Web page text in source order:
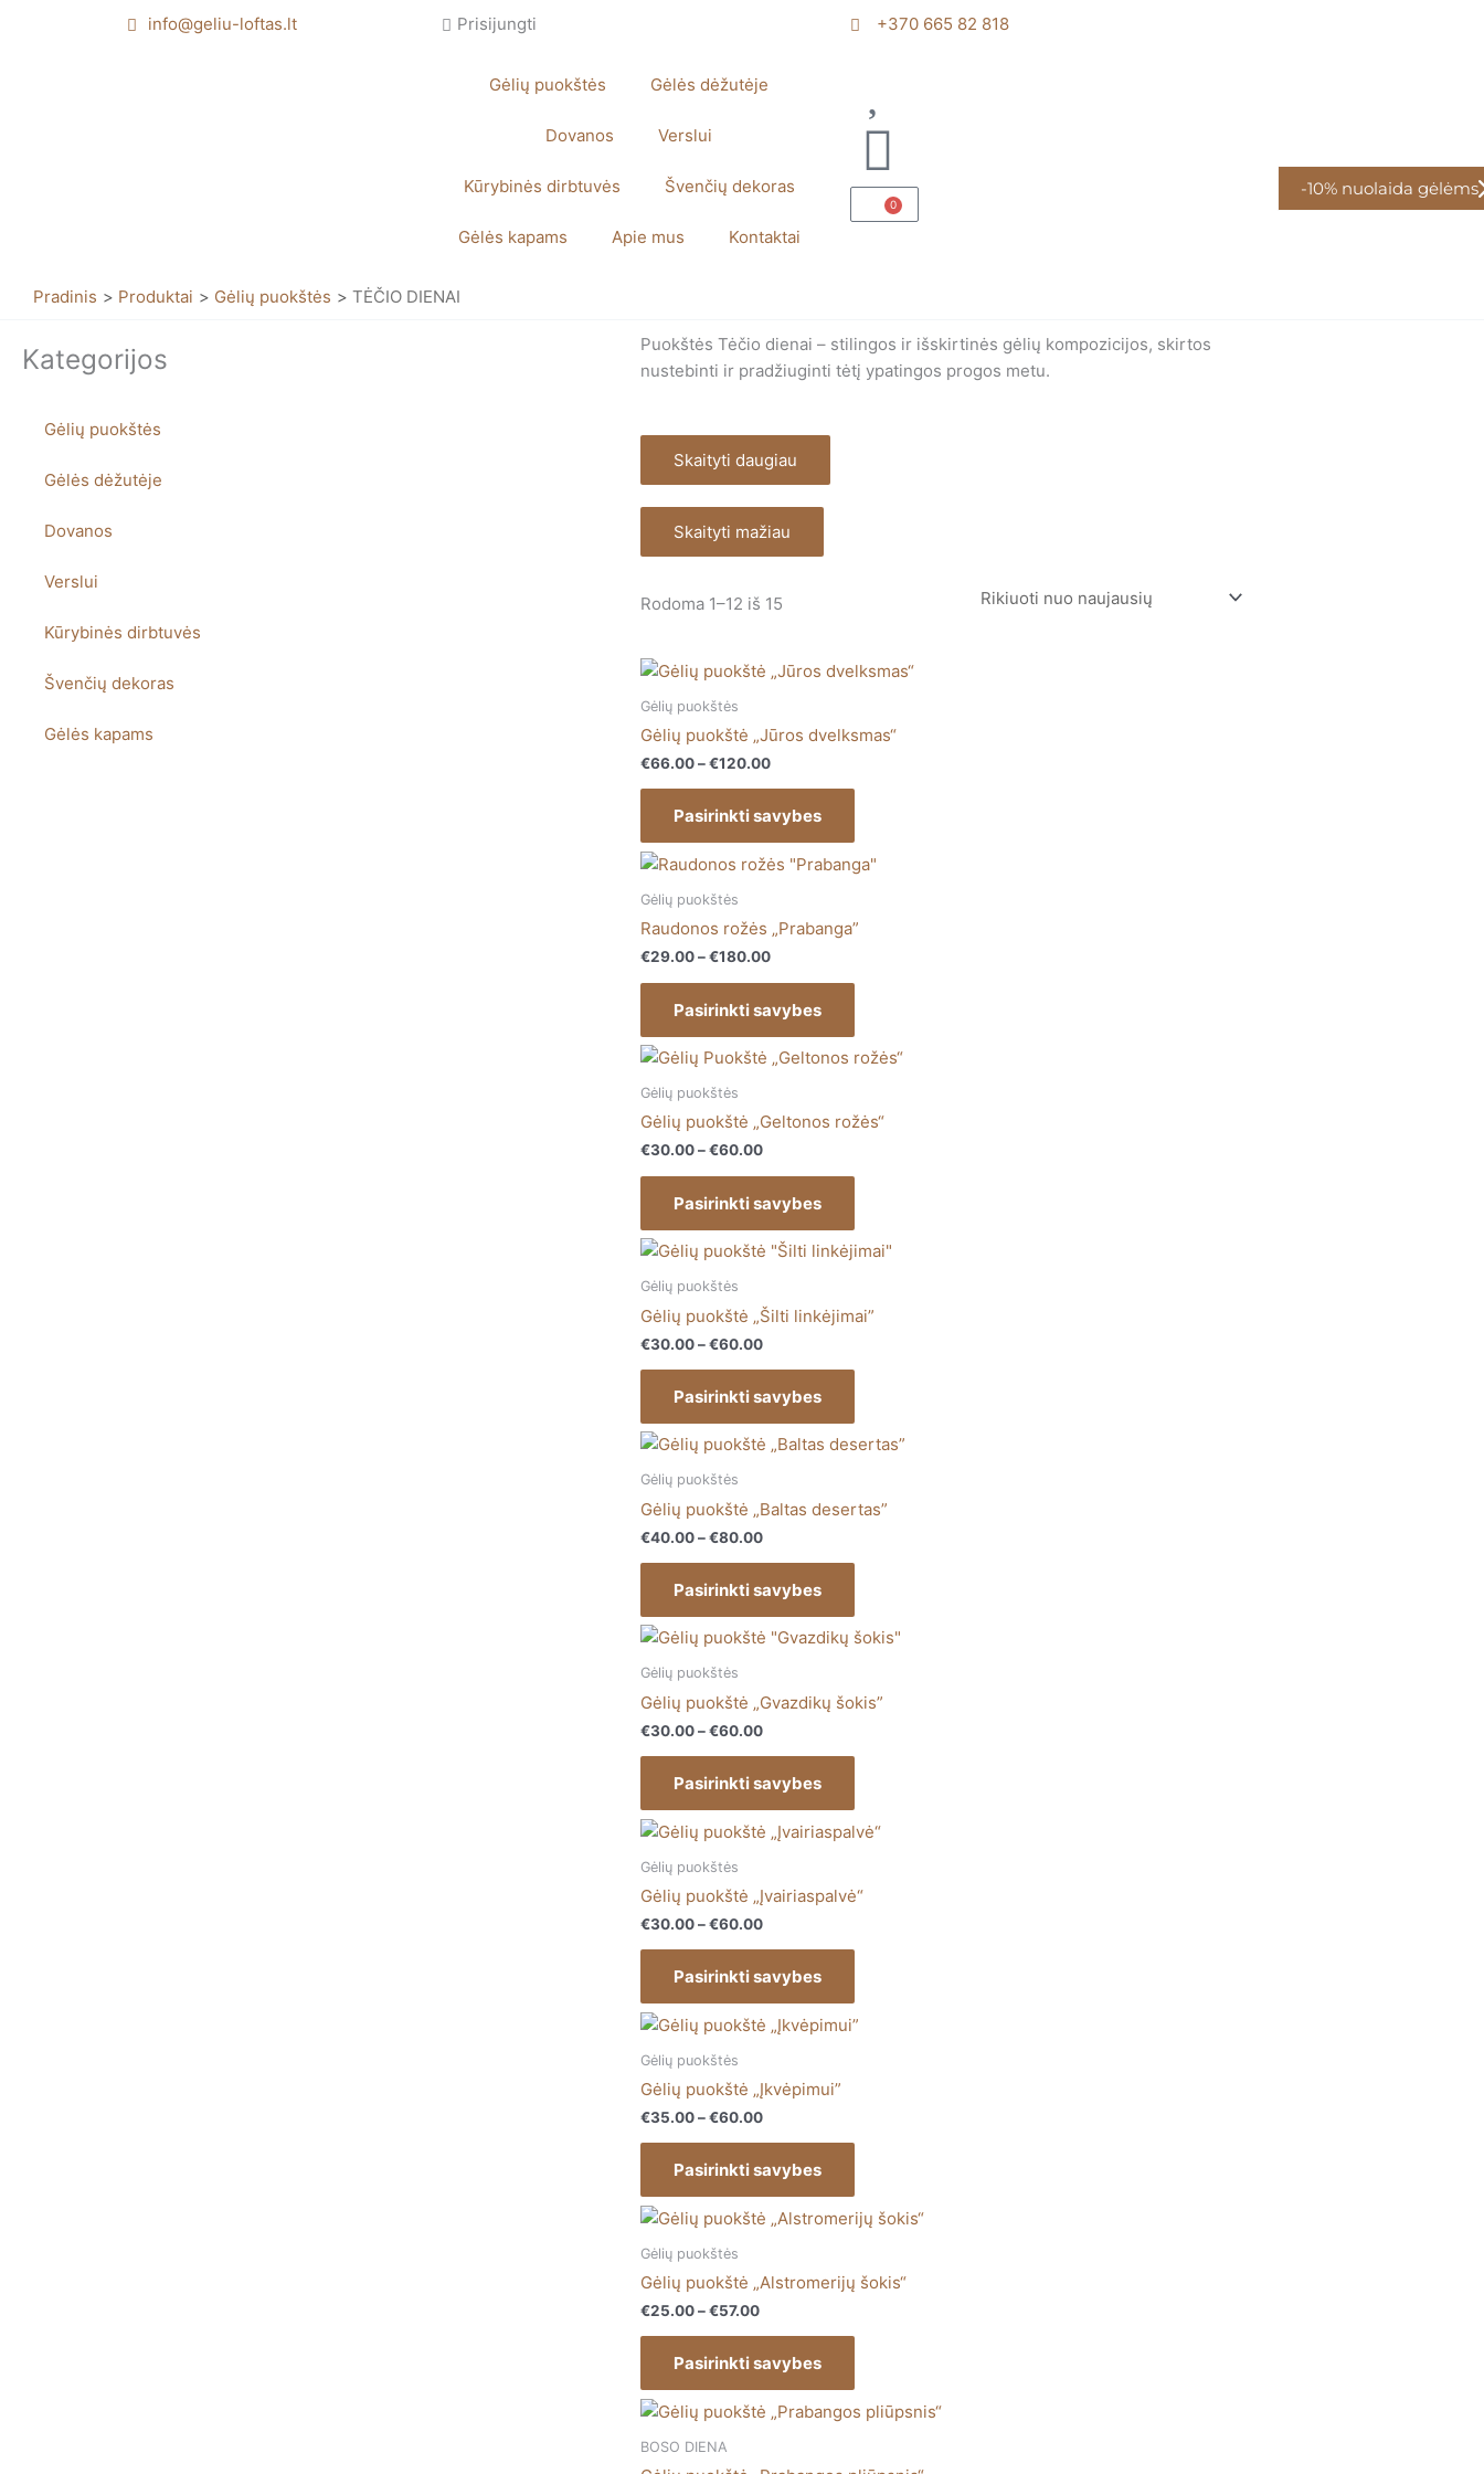
info@geliu-loftas.lt Prisijungti +370 665 82 818
Gėlių puokštės Gėlės dėžutėje
Dovanos Verslui
Kūrybinės dirbtuvės Švenčių dekoras
Gėlės kapams Apie mus Kontaktai
0
Cart
Pradinis Produktai Gėlių puokštės TĖČIO DIENAI
Kategorijos
Gėlių puokštės
Gėlės dėžutėje
Dovanos
Verslui
Kūrybinės dirbtuvės
Švenčių dekoras
Gėlės kapams
Puokštės Tėčio dienai – stilingos ir išskirtinės gėlių kompozicijos, skirtos
nustebinti ir pradžiuginti tėtį ypatingos progos metu.
Skaityti daugiau
Skaityti mažiau
Rodoma 1–12 iš 15
Gėlių puokštės
Gėlių puokštė „Jūros dvelksmas“
€66.00–€120.00
Price
range:
€120.00
Pasirinkti savybes
This
product
multiple
variants.
options
may
chosen
on
the
product
page
Gėlių puokštės
Raudonos rožės „Prabanga”
€29.00–€180.00
Price
€180.00
Pasirinkti savybes
This
product
multiple
variants.
options
may
chosen
on
the
product
page
Gėlių puokštės
Gėlių puokštė „Geltonos rožės“
€30.00–€60.00
Price
range:
€60.00
Pasirinkti savybes
This
product
has
multiple
variants.
options
may
chosen
on
the
product
page
Gėlių puokštės
Gėlių puokštė „Šilti linkėjimai”
€30.00–€60.00
Price
through
€60.00
Pasirinkti savybes
This
product
multiple
variants.
options
may
chosen
on
the
product
page
Gėlių puokštės
Gėlių puokštė „Baltas desertas”
€40.00–€80.00
Price
range:
€80.00
Pasirinkti savybes
This
product
multiple
variants.
options
may
chosen
on
the
product
page
Gėlių puokštės
Gėlių puokštė „Gvazdikų šokis”
€30.00–€60.00
Price
€60.00
Pasirinkti savybes
This
product
multiple
variants.
options
may
chosen
on
the
product
page
Gėlių puokštės
Gėlių puokštė „Įvairiaspalvė“
€30.00–€60.00
Price
range:
€60.00
Pasirinkti savybes
This
product
multiple
variants.
options
may
chosen
on
the
product
page
Gėlių puokštės
Gėlių puokštė „Įkvėpimui”
€35.00–€60.00
Price
range:
€60.00
Pasirinkti savybes
This
product
multiple
variants.
options
may
chosen
on
the
product
page
Gėlių puokštės
Gėlių puokštė „Alstromerijų šokis“
€25.00–€57.00
Price
range:
€57.00
Pasirinkti savybes
This
product
multiple
variants.
options
may
chosen
BOSO DIENA
Price
range:
This
product
has
-10% nuolaida gėlėms